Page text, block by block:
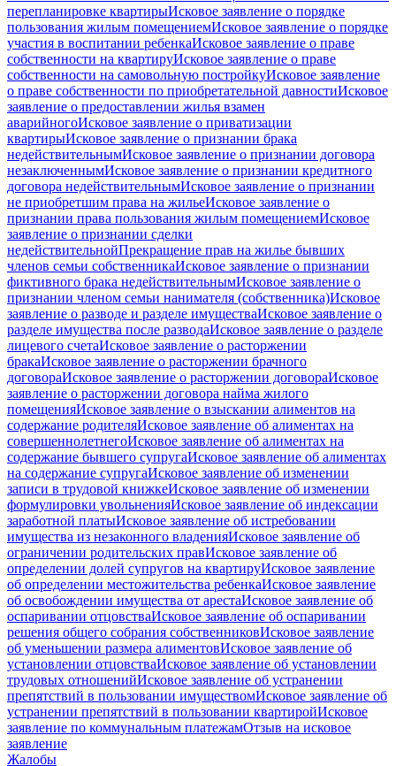
перепланировке квартирыИсковое заявление о порядке
пользования жилым помещениемИсковое заявление о порядке
участия в воспитании ребенкаИсковое заявление о праве
собственности на квартируИсковое заявление о праве
собственности на самовольную постройкуИсковое заявление
о праве собственности по приобретательной давностиИсковое
заявление о предоставлении жилья взамен
аварийногоИсковое заявление о приватизации
квартирыИсковое заявление о признании брака
недействительнымИсковое заявление о признании договора
незаключеннымИсковое заявление о признании кредитного
договора недействительнымИсковое заявление о признании
не приобретшим права на жильеИсковое заявление о
признании права пользования жилым помещениемИсковое
заявление о признании сделки
недействительнойПрекращение прав на жилье бывших
членов семьи собственникаИсковое заявление о признании
фиктивного брака недействительнымИсковое заявление о
признании членом семьи нанимателя (собственника)Исковое
заявление о разводе и разделе имуществаИсковое заявление о
разделе имущества после разводаИсковое заявление о разделе
лицевого счетаИсковое заявление о расторжении
бракаИсковое заявление о расторжении брачного
договораИсковое заявление о расторжении договораИсковое
заявление о расторжении договора найма жилого
помещенияИсковое заявление о взыскании алиментов на
содержание родителяИсковое заявление об алиментах на
совершеннолетнегоИсковое заявление об алиментах на
содержание бывшего супругаИсковое заявление об алиментах
на содержание супругаИсковое заявление об изменении
записи в трудовой книжкеИсковое заявление об изменении
формулировки увольненияИсковое заявление об индексации
заработной платыИсковое заявление об истребовании
имущества из незаконного владенияИсковое заявление об
ограничении родительских правИсковое заявление об
определении долей супругов на квартируИсковое заявление
об определении местожительства ребенкаИсковое заявление
об освобождении имущества от арестаИсковое заявление об
оспаривании отцовстваИсковое заявление об оспаривании
решения общего собрания собственниковИсковое заявление
об уменьшении размера алиментовИсковое заявление об
установлении отцовстваИсковое заявление об установлении
трудовых отношенийИсковое заявление об устранении
препятствий в пользовании имуществомИсковое заявление об
устранении препятствий в пользовании квартиройИсковое
заявление по коммунальным платежамОтзыв на исковое
заявление
Жалобы